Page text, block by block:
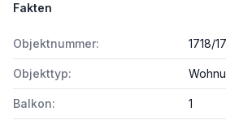
Fakten
Objektnummer: 1718/
Objekttyp:
Balkon: 1